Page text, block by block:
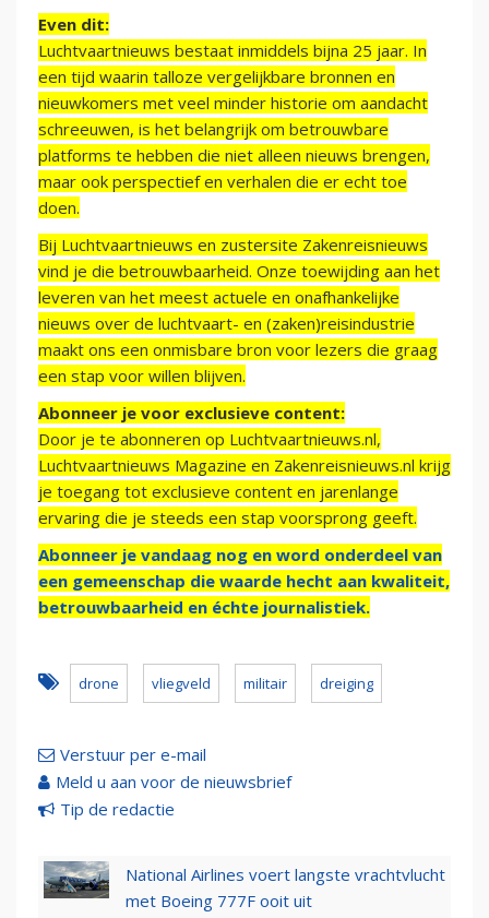
Even dit:
Luchtvaartnieuws bestaat inmiddels bijna 25 jaar. In
een tijd waarin talloze vergelijkbare bronnen en
nieuwkomers met veel minder historie om aandacht
schreeuwen, is het belangrijk om betrouwbare
platforms te hebben die niet alleen nieuws brengen,
maar ook perspectief en verhalen die er echt toe
doen.
Bij Luchtvaartnieuws en zustersite Zakenreisnieuws
vind je die betrouwbaarheid. Onze toewijding aan het
leveren van het meest actuele en onafhankelijke
nieuws over de luchtvaart- en (zaken)reisindustrie
maakt ons een onmisbare bron voor lezers die graag
een stap voor willen blijven.
Abonneer je voor exclusieve content:
Door je te abonneren op Luchtvaartnieuws.nl,
Luchtvaartnieuws Magazine en Zakenreisnieuws.nl krijg
je toegang tot exclusieve content en jarenlange
ervaring die je steeds een stap voorsprong geeft.
Abonneer je vandaag nog en word onderdeel van
een gemeenschap die waarde hecht aan kwaliteit,
betrouwbaarheid en échte journalistiek.
drone vliegveld militair dreiging
Verstuur per e-mail
Meld u aan voor de nieuwsbrief
Tip de redactie
National Airlines voert langste vrachtvlucht
met Boeing 777F ooit uit